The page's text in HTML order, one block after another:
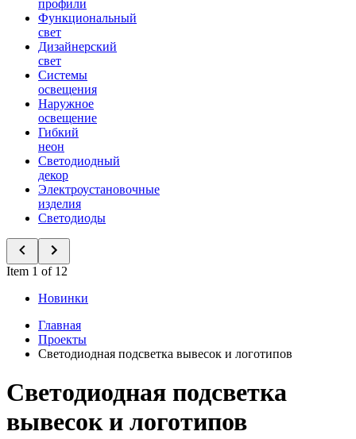
профили
Функциональный
свет
Дизайнерский
свет
Системы
освещения
Наружное
освещение
Гибкий
неон
Светодиодный
декор
Электроустановочные
изделия
Светодиоды
Item 1 of 12
Новинки
Главная
Проекты
Светодиодная подсветка вывесок и логотипов
Светодиодная подсветка
вывесок и логотипов